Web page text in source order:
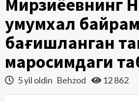
Мирзиёевнинг
умумхалқ
бағишланган
маросимдаги
5 yil oldin Behzod 12 862